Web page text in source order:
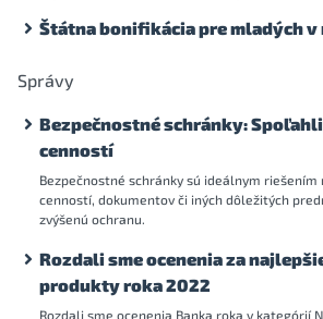
Štátna bonifikácia pre mladých v
Správy
Bezpečnostné schránky:
cenností
Bezpečnostné schránky sú ideálnym riešením
cenností, dokumentov či iných dôležitých
zvýšenú ochranu.
Rozdali sme ocenenia za
produkty roka 2022
Rozdali sme ocenenia Banka roka v kategórií